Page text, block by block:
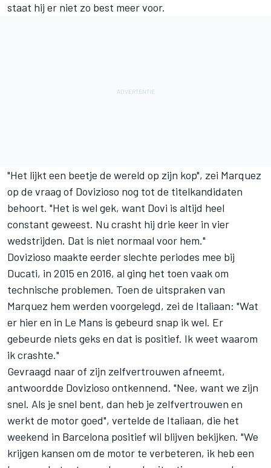
staat hij er niet zo best meer voor.
"Het lijkt een beetje de wereld op zijn kop", zei Marquez
op de vraag of Dovizioso nog tot de titelkandidaten
behoort. "Het is wel gek, want Dovi is altijd heel
constant geweest. Nu crasht hij drie keer in vier
wedstrijden. Dat is niet normaal voor hem."
Dovizioso maakte eerder slechte periodes mee bij
Ducati, in 2015 en 2016, al ging het toen vaak om
technische problemen. Toen de uitspraken van
Marquez hem werden voorgelegd, zei de Italiaan: "Wat
er hier en in Le Mans is gebeurd snap ik wel. Er
gebeurde niets geks en dat is positief. Ik weet waarom
ik crashte."
Gevraagd naar of zijn zelfvertrouwen afneemt,
antwoordde Dovizioso ontkennend. "Nee, want we zijn
snel. Als je snel bent, dan heb je zelfvertrouwen en
werkt de motor goed", vertelde de Italiaan, die het
weekend in Barcelona positief wil blijven bekijken. "We
krijgen kansen om de motor te verbeteren, ik heb een